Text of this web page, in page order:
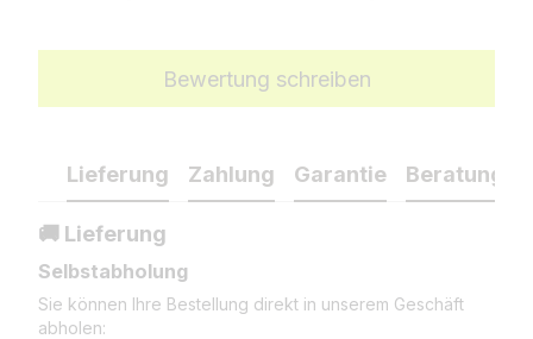
Bewertung schreiben
Lieferung Zahlung Garantie Beratung
🚚 Lieferung
Selbstabholung
Sie können Ihre Bestellung direkt in unserem Geschäft
abholen: